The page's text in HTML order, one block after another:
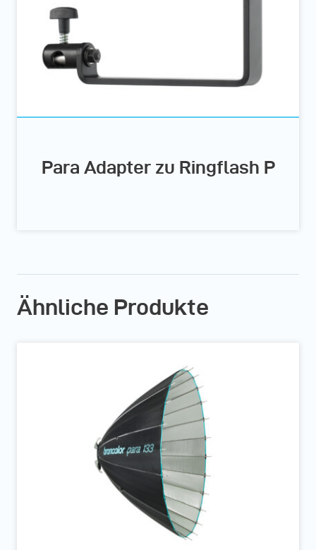
Para Adapter zu Ringflash P
Ähnliche Produkte